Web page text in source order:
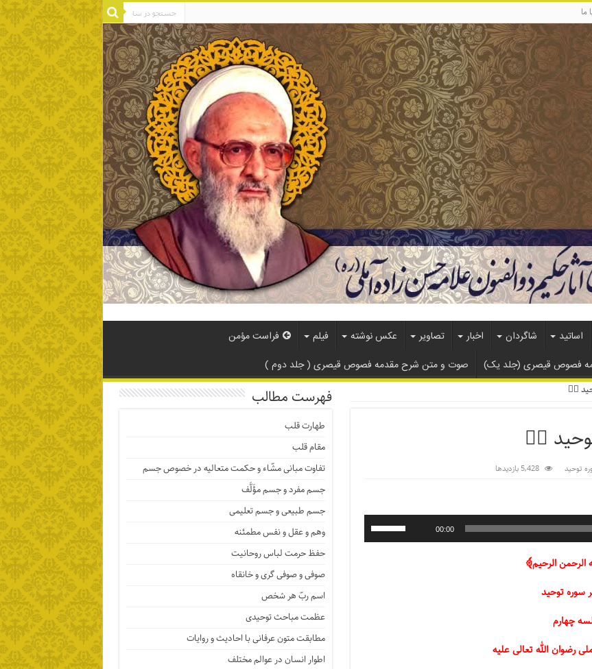
ما
اساتید شاگردان اخبار تصاویر عکس نوشته فیلم
فراست مؤمن
فصوص قیصری (جلد یک) صوت و متن شرح مقدمه فصوص قیصری ( جلد دوم )
۴️⃣
۴️⃣
توحید 5,428 بازدیدها
00:00
الرحمن الرحیم﴾
سوره توحید
چهارم
رضوان الله تعالی علیه
فهرست مطالب
طهارت قلب
مقام قلب
تفاوت مبانی مشّاء و حکمت متعالیه در خصوص جسم
جسم مفرد و جسم مؤَلَّف
جسم طبیعی و جسم تعلیمی
وهم و عقل و نفس مطمئنه
حفظ حرمت لباس روحانیت
صوفی و صوفی گری و خانقاه
اسم ربّ هر شخص
عظمت مباحث توحیدی
مطابقت متون عرفانی با احادیث و روایات
اطوار انسان در عوالم مختلف